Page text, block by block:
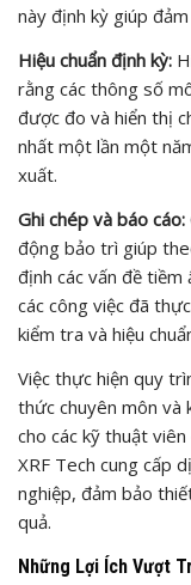
này định kỳ giúp
Hiệu chuẩn định kỳ:
rằng các thông số
được đo và hiển thị
nhất một lần một
xuất.
Ghi chép và báo cáo:
động bảo trì giúp
định các vấn đề
các công việc đã
kiểm tra và hiệu
Việc thực hiện quy
thức chuyên môn và
cho các kỹ thuật
XRF Tech cung cấp
nghiệp, đảm bảo
quả.
Những Lợi Ích Vượt